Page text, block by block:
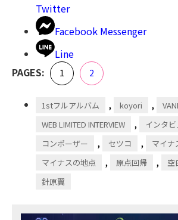
Twitter
Facebook Messenger
Line
PAGES:
Page
1 Page
2
1stフルアルバム , koyori ,
WEB LIMITED INTERVIEW , インタ
コンポーザー , セツコ , マイナ
マイナスの地点 , 原点回帰 , 空
針原翼